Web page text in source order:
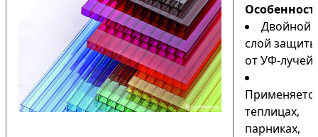
Двойной
слой защиты
от УФ-лучей;
теплицах,
парниках,